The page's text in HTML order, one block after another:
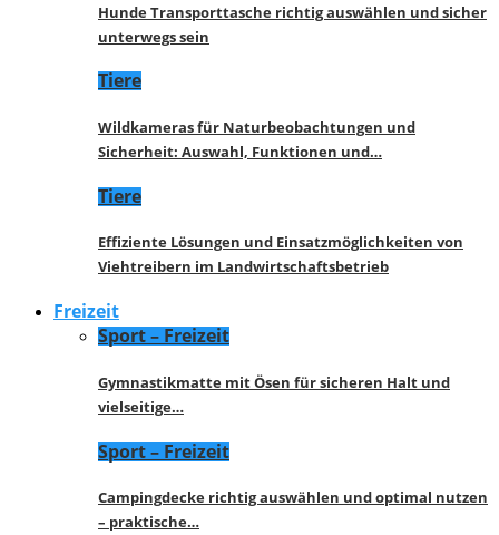
Hunde Transporttasche richtig auswählen und sicher
unterwegs sein
Tiere
Wildkameras für Naturbeobachtungen und
Sicherheit: Auswahl, Funktionen und…
Tiere
Effiziente Lösungen und Einsatzmöglichkeiten von
Viehtreibern im Landwirtschaftsbetrieb
Freizeit
Sport – Freizeit
Gymnastikmatte mit Ösen für sicheren Halt und
vielseitige…
Sport – Freizeit
Campingdecke richtig auswählen und optimal nutzen
– praktische…